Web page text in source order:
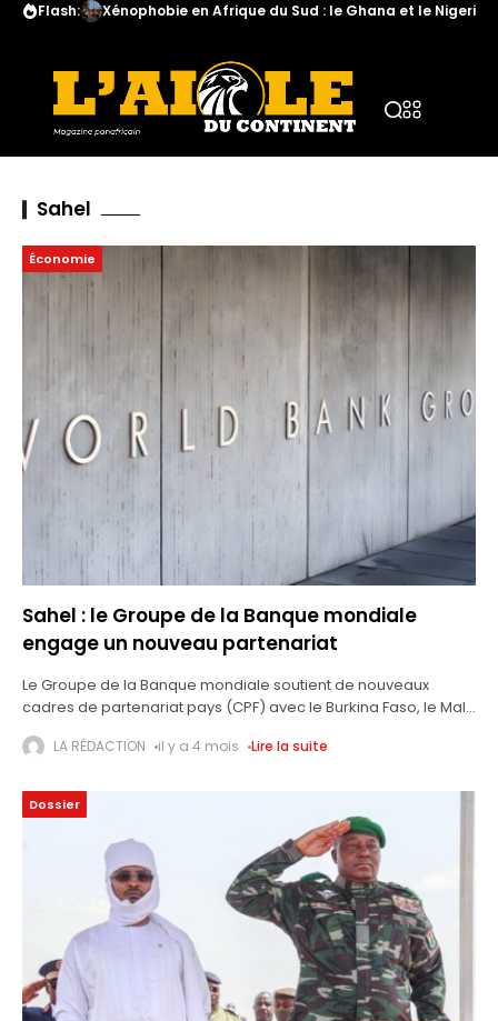
Flash: Xénophobie en Afrique du Sud : le Ghana et le Nigeria
Sahel
Économie
Sahel : le Groupe de la Banque mondiale
engage un nouveau partenariat
Le Groupe de la Banque mondiale soutient de nouveaux
cadres de partenariat pays (CPF) avec le Burkina Faso, le Mali,
LA RÉDACTION il y a 4 mois Lire la suite
Dossier